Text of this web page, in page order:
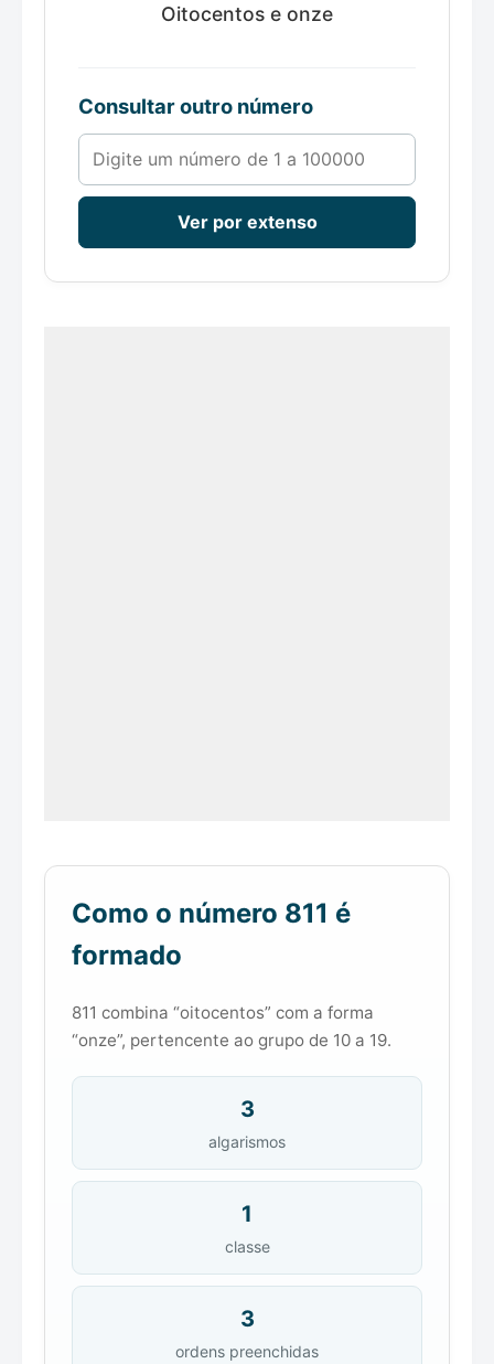
Oitocentos e onze
Consultar outro número
Número de 1 a 100000
Ver por extenso
Como o número 811 é
formado
811 combina “oitocentos” com a forma
“onze”, pertencente ao grupo de 10 a 19.
3
algarismos
1
classe
3
ordens preenchidas